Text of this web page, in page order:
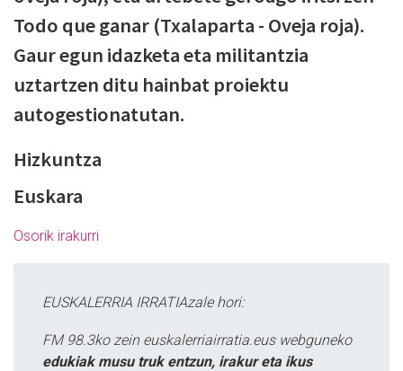
Todo que ganar (Txalaparta - Oveja roja).
Gaur egun idazketa eta militantzia
uztartzen ditu hainbat proiektu
autogestionatutan.
Hizkuntza
Euskara
Osorik irakurri
EUSKALERRIA IRRATIAzale hori:
FM 98.3ko zein euskalerriairratia.eus webguneko
edukiak musu truk entzun, irakur eta ikus